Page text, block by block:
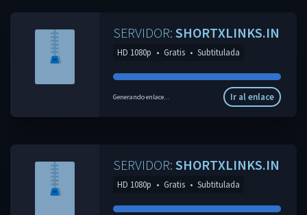
SERVIDOR: SHORTXLINKS.IN
HD 1080p • Gratis • Subtitulada
Generando enlace... Ir al enlace
SERVIDOR: SHORTXLINKS.IN
HD 1080p • Gratis • Subtitulada